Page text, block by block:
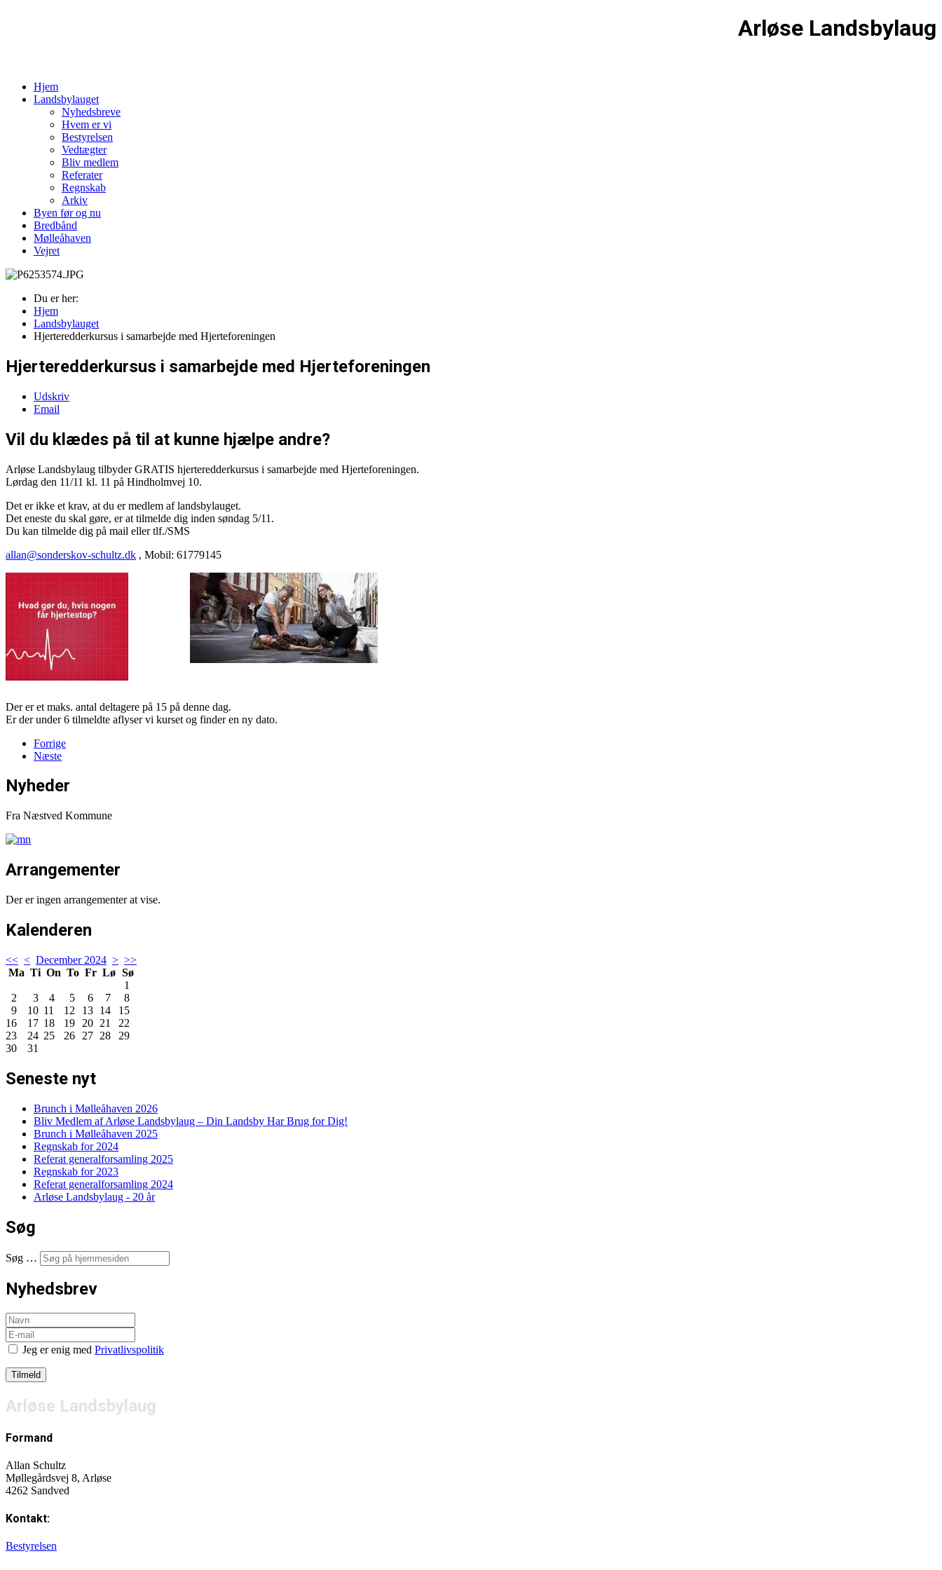
Arløse Landsbylaug
Hjem
Landsbylauget
Nyhedsbreve
Hvem er vi
Bestyrelsen
Vedtægter
Bliv medlem
Referater
Regnskab
Arkiv
Byen før og nu
Bredbånd
Mølleåhaven
Vejret
Du er her:
Hjem
Landsbylauget
Hjerteredderkursus i samarbejde med Hjerteforeningen
Hjerteredderkursus i samarbejde med Hjerteforeningen
Udskriv
Email
Vil du klædes på til at kunne hjælpe andre?
Arløse Landsbylaug tilbyder GRATIS hjerteredderkursus i samarbejde med Hjerteforeningen.
Lørdag den 11/11 kl. 11 på Hindholmvej 10.
Det er ikke et krav, at du er medlem af landsbylauget.
Det eneste du skal gøre, er at tilmelde dig inden søndag 5/11.
Du kan tilmelde dig på mail eller tlf./SMS
allan@sonderskov-schultz.dk , Mobil: 61779145
Der er et maks. antal deltagere på 15 på denne dag.
Er der under 6 tilmeldte aflyser vi kurset og finder en ny dato.
Forrige
Næste
Nyheder
Fra Næstved Kommune
Arrangementer
Der er ingen arrangementer at vise.
Kalenderen
<< < December 2024 > >>
Ma Ti On To Fr Lø Sø
1
2
3 4 5 6 7
8
9
10 11 12 13 14
15
16
17 18 19 20 21
22
23
24 25 26 27 28
29
30
31
Seneste nyt
Brunch i Mølleåhaven 2026
Bliv Medlem af Arløse Landsbylaug – Din Landsby Har Brug for Dig!
Brunch i Mølleåhaven 2025
Regnskab for 2024
Referat generalforsamling 2025
Regnskab for 2023
Referat generalforsamling 2024
Arløse Landsbylaug - 20 år
Søg
Søg …
Nyhedsbrev
Jeg er enig med Privatlivspolitik
Arløse Landsbylaug
Formand
Allan Schultz
Møllegårdsvej 8, Arløse
4262 Sandved
Kontakt:
Bestyrelsen